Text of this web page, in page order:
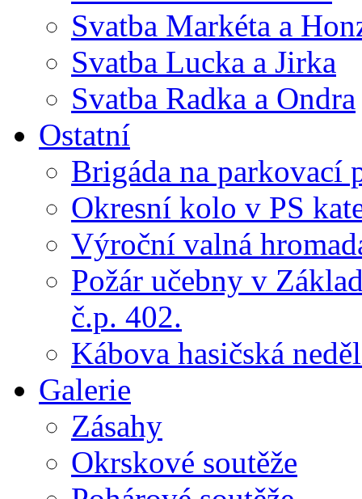
Svatba Markéta a
Svatba Lucka a Jirka
Svatba Radka a Ondra
Ostatní
Brigáda na parkovací
Okresní kolo v PS
Výroční valná
Požár učebny v
č.p. 402.
Kábova hasičská
Galerie
Zásahy
Okrskové soutěže